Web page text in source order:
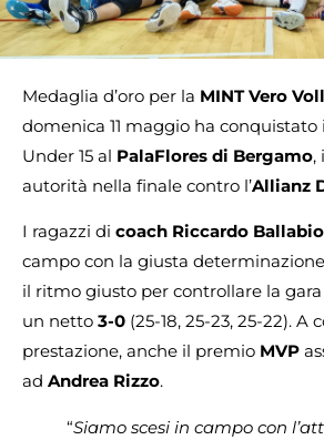
Medaglia d’oro per la MINT Vero
domenica 11 maggio ha
Under 15 al PalaFlores di Bergamo,
autorità nella finale contro l’Allianz
I ragazzi di coach Riccardo Ballabio
campo con la giusta
il ritmo giusto per controllare la
un netto 3-0 (25-18, 25-23, 25-22). A
prestazione, anche il premio MVP
ad Andrea Rizzo.
“Siamo scesi in campo con